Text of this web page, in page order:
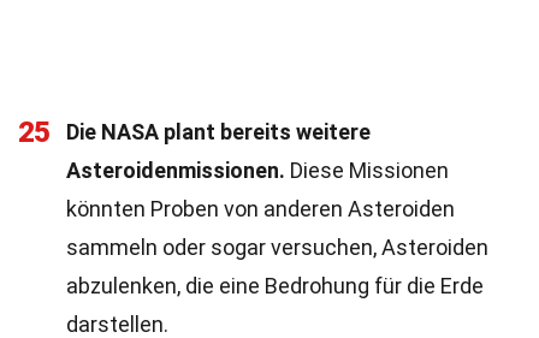
25
Die NASA plant bereits weitere
Asteroidenmissionen. Diese Missionen
könnten Proben von anderen Asteroiden
sammeln oder sogar versuchen, Asteroiden
abzulenken, die eine Bedrohung für die Erde
darstellen.